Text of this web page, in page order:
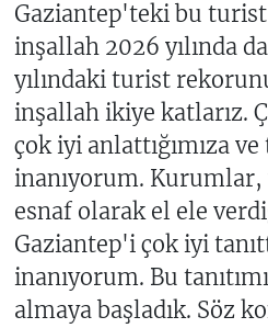
Gaziantep'teki bu
inşallah 2026 yılında
yılındaki turist
inşallah ikiye katlarız.
çok iyi anlattığımıza ve
inanıyorum.
esnaf olarak el ele
Gaziantep'i çok iyi
inanıyorum. Bu
almaya başladık. Söz